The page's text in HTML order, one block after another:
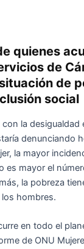
quienes
de
de
social
con la
denunciando
la mayor
es mayor el
la pobreza
hombres.
en todo el
de ONU